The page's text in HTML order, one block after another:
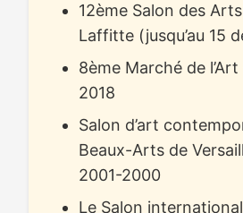
12ème Salon des
Laffitte (jusqu’au 15
8ème Marché de
2018
Salon d’art
Beaux-Arts de
2001-2000
Le Salon